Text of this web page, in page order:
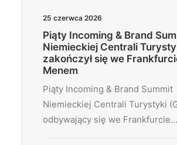
25 czerwca 2026
Piąty Incoming & Brand
Niemieckiej Centrali
zakończył się we
Menem
Piąty Incoming & Brand Summit
Niemieckiej Centrali Turystyki
odbywający się we Frankfurcie…